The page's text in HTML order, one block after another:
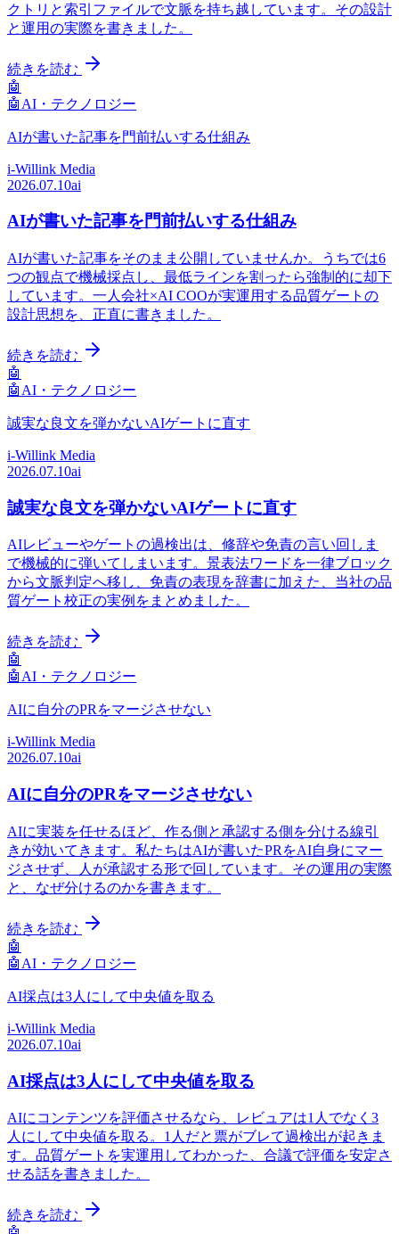
クトリと索引ファイルで文脈を持ち越しています。その設計
と運用の実際を書きました。
続きを読む
🤖
🤖 AI・テクノロジー
AIが書いた記事を門前払いする仕組み
i-Willink Media
2026.07.10ai
AIが書いた記事を門前払いする仕組み
AIが書いた記事をそのまま公開していませんか。うちでは6
つの観点で機械採点し、最低ラインを割ったら強制的に却下
しています。一人会社×AI COOが実運用する品質ゲートの
設計思想を、正直に書きました。
続きを読む
🤖
🤖 AI・テクノロジー
誠実な良文を弾かないAIゲートに直す
i-Willink Media
2026.07.10ai
誠実な良文を弾かないAIゲートに直す
AIレビューやゲートの過検出は、修辞や免責の言い回しま
で機械的に弾いてしまいます。景表法ワードを一律ブロック
から文脈判定へ移し、免責の表現を辞書に加えた、当社の品
質ゲート校正の実例をまとめました。
続きを読む
🤖
🤖 AI・テクノロジー
AIに自分のPRをマージさせない
i-Willink Media
2026.07.10ai
AIに自分のPRをマージさせない
AIに実装を任せるほど、作る側と承認する側を分ける線引
きが効いてきます。私たちはAIが書いたPRをAI自身にマー
ジさせず、人が承認する形で回しています。その運用の実際
と、なぜ分けるのかを書きます。
続きを読む
🤖
🤖 AI・テクノロジー
AI採点は3人にして中央値を取る
i-Willink Media
2026.07.10ai
AI採点は3人にして中央値を取る
AIにコンテンツを評価させるなら、レビュアは1人でなく3
人にして中央値を取る。1人だと票がブレて過検出が起きま
す。品質ゲートを実運用してわかった、合議で評価を安定さ
せる話を書きました。
続きを読む